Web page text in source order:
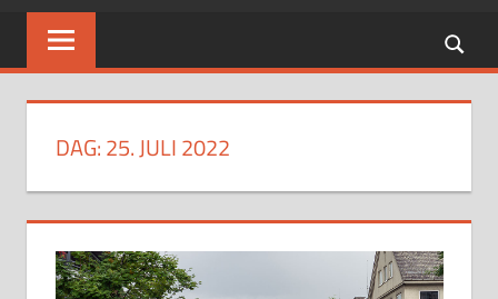
DAG:25. JULI 2022